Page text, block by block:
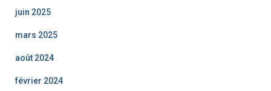
juin 2025
mars 2025
août 2024
février 2024